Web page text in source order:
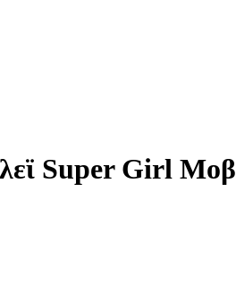
Super Girl Μοβ